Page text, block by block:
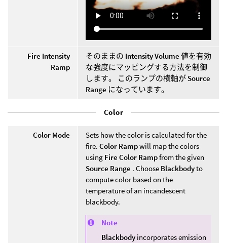
Fire Intensity
Ramp
そのままの Intensity Volume 値を有効
な強度にマッピングする方法を制御
します。 このランプの横軸が Source
Range になっています。
Color
Color Mode
Sets how the color is calculated for the
fire. Color Rampwill map the colors
using Fire Color Rampfrom the given
Source Range . Choose Blackbodyto
compute color based on the
temperature of an incandescent
blackbody.
Note
Blackbody incorporates emission